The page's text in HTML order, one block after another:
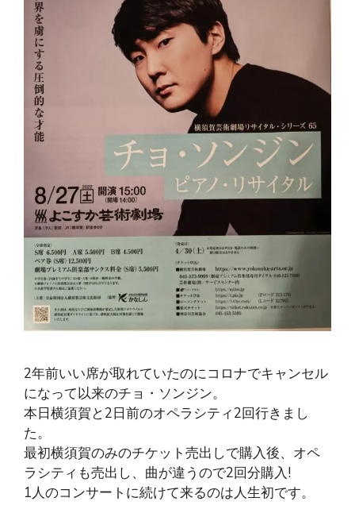
2年前いい席が取れていたのにコロナでキャンセル
になって以来のチョ・ソンジン。
本日横須賀と2日前のオペラシティ2回行きまし
た。
最初横須賀のみのチケット売出しで購入後、オペ
ラシティも売出し、曲が違うので2回分購入!
1人のコンサートに続けて来るのは人生初です。